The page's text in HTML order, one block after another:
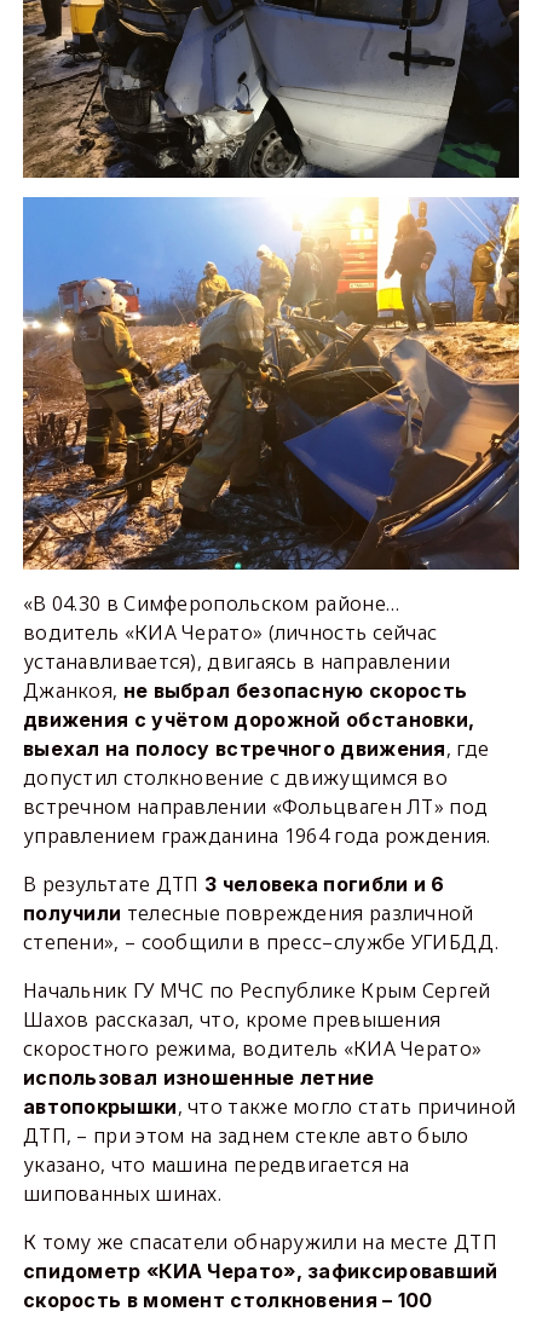
«В 04.30 в Симферопольском районе…
водитель «КИА Черато» (личность сейчас
устанавливается), двигаясь в направлении
Джанкоя, не выбрал безопасную скорость
движения с учётом дорожной обстановки,
выехал на полосу встречного движения, где
допустил столкновение с движущимся во
встречном направлении «Фольцваген ЛТ» под
управлением гражданина 1964 года рождения.
В результате ДТП 3 человека погибли и 6
получили телесные повреждения различной
степени», – сообщили в пресс–службе УГИБДД.
Начальник ГУ МЧС по Республике Крым Сергей
Шахов рассказал, что, кроме превышения
скоростного режима, водитель «КИА Черато»
использовал изношенные летние
автопокрышки, что также могло стать причиной
ДТП, – при этом на заднем стекле авто было
указано, что машина передвигается на
шипованных шинах.
К тому же спасатели обнаружили на месте ДТП
спидометр «КИА Черато», зафиксировавший
скорость в момент столкновения – 100